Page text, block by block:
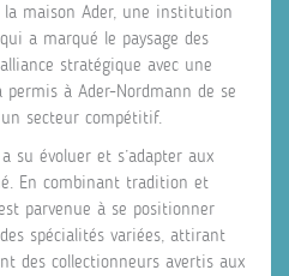
maison Ader, une institution
a marqué le paysage des
stratégique avec une
à Ader-Nordmann de se
secteur compétitif.
su évoluer et s’adapter aux
En combinant tradition et
parvenue à se positionner
spécialités variées, attirant
des collectionneurs avertis aux